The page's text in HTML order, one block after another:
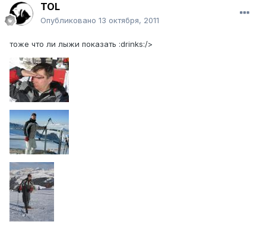
TOL
Опубликовано 13 октября, 2011
тоже что ли лыжи показать :drinks:/>